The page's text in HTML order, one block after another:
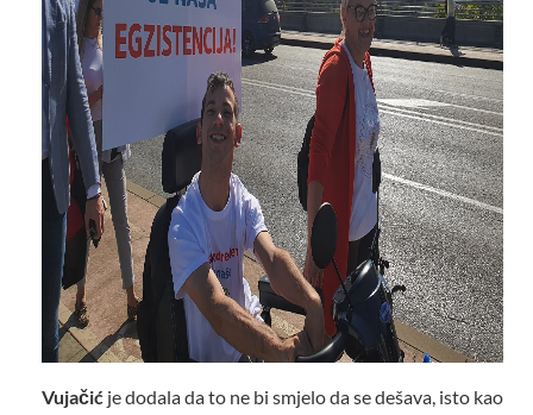
Vujačić je dodala da to ne bi smjelo da se dešava, isto kao